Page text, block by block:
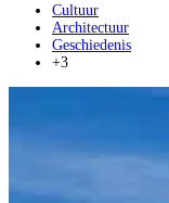
Cultuur
Architectuur
Geschiedenis
+3